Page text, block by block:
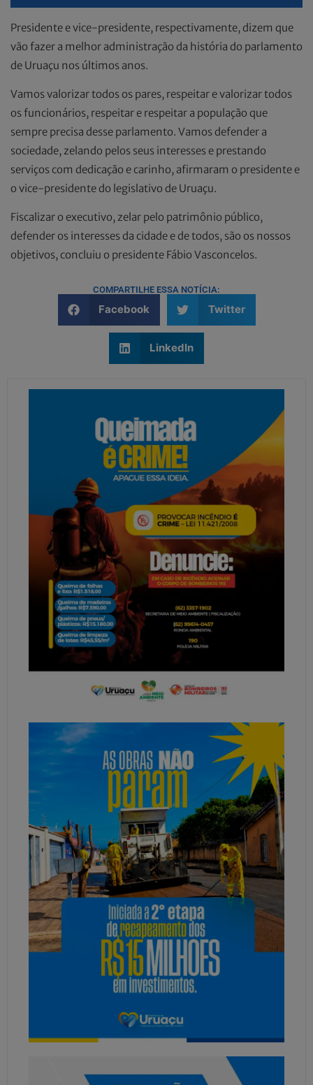
Presidente e vice-presidente, respectivamente, dizem que
vão fazer a melhor administração da história do parlamento
de Uruaçu nos últimos anos.
Vamos valorizar todos os pares, respeitar e valorizar todos
os funcionários, respeitar e respeitar a população que
sempre precisa desse parlamento. Vamos defender a
sociedade, zelando pelos seus interesses e prestando
serviços com dedicação e carinho, afirmaram o presidente e
o vice-presidente do legislativo de Uruaçu.
Fiscalizar o executivo, zelar pelo patrimônio público,
defender os interesses da cidade e de todos, são os nossos
objetivos, concluiu o presidente Fábio Vasconcelos.
COMPARTILHE ESSA NOTÍCIA:
Facebook Twitter
LinkedIn